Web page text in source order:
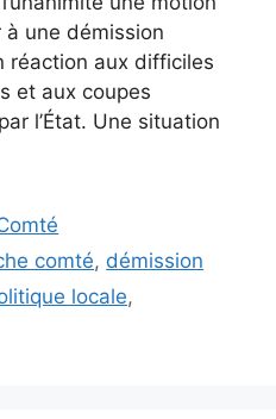
une démission
réaction aux difficiles
et aux coupes
l’État. Une situation
comté, démission
locale,